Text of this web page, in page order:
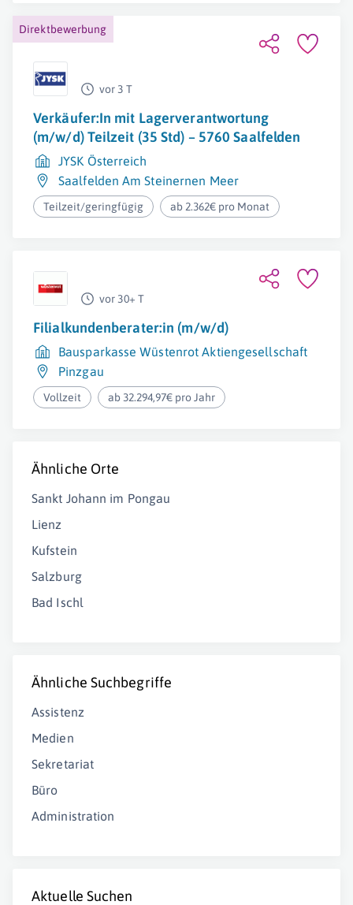
Direktbewerbung
vor 3 T
Verkäufer:In mit Lagerverantwortung
(m/w/d) Teilzeit (35 Std) – 5760 Saalfelden
JYSK Österreich
Saalfelden Am Steinernen Meer
Teilzeit/geringfügig ab 2.362€ pro Monat
vor 30+ T
Filialkundenberater:in (m/w/d)
Bausparkasse Wüstenrot Aktiengesellschaft
Pinzgau
Vollzeit ab 32.294,97€ pro Jahr
Ähnliche Orte
Sankt Johann im Pongau
Lienz
Kufstein
Salzburg
Bad Ischl
Ähnliche Suchbegriffe
Assistenz
Medien
Sekretariat
Büro
Administration
Aktuelle Suchen